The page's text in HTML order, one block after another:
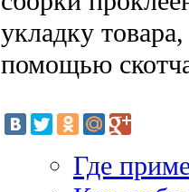
укладку
помощью
Где